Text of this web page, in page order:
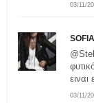
03/11/
03/11/